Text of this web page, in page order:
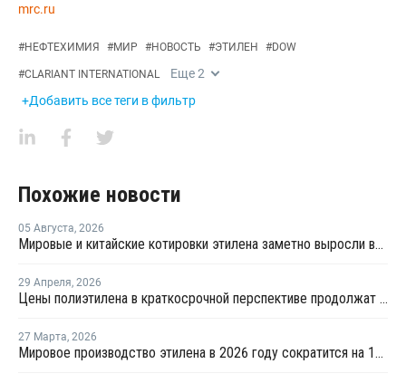
mrc.ru
#НЕФТЕХИМИЯ #МИР #НОВОСТЬ #ЭТИЛЕН #DOW
#CLARIANT INTERNATIONAL Еще2
+Добавить все теги в фильтр
Похожие новости
05 Августа, 2026
Мировые и китайские котировки этилена заметно выросли во второй половине июля
29 Апреля, 2026
Цены полиэтилена в краткосрочной перспективе продолжат рост
27 Марта, 2026
Мировое производство этилена в 2026 году сократится на 12% на фоне конфликта на Ближнем Востоке